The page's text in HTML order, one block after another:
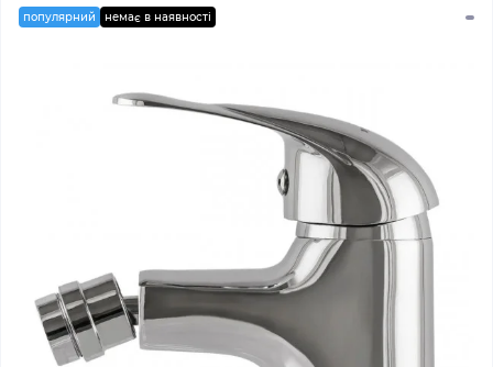
популярний немає в наявності